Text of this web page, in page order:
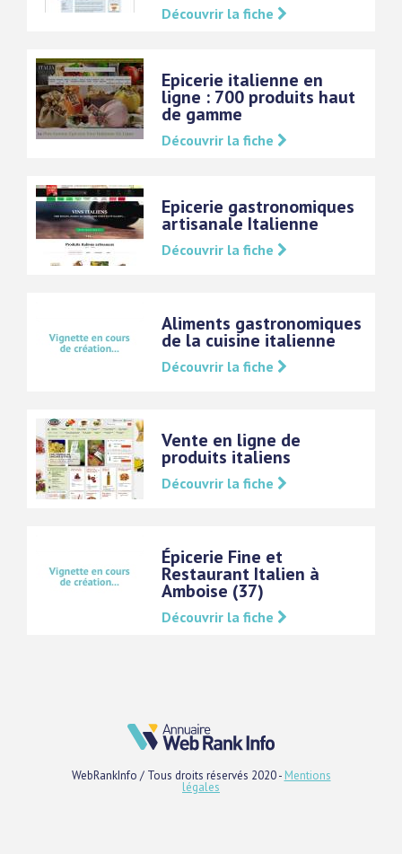
Découvrir la fiche
Epicerie italienne en
ligne : 700 produits haut
de gamme
Découvrir la fiche
Epicerie gastronomiques
artisanale Italienne
Découvrir la fiche
Aliments gastronomiques
de la cuisine italienne
Découvrir la fiche
Vente en ligne de
produits italiens
Découvrir la fiche
Épicerie Fine et
Restaurant Italien à
Amboise (37)
Découvrir la fiche
WebRankInfo / Tous droits réservés 2020 - Mentions
légales